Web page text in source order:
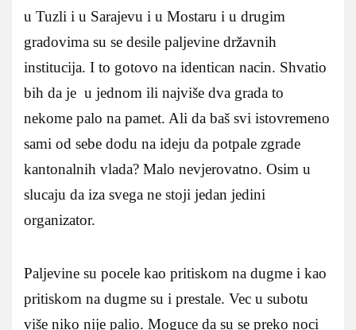
u Tuzli i u Sarajevu i u Mostaru i u drugim
gradovima su se desile paljevine državnih
institucija. I to gotovo na identican nacin. Shvatio
bih da je u jednom ili najviše dva grada to
nekome palo na pamet. Ali da baš svi istovremeno
sami od sebe dodu na ideju da potpale zgrade
kantonalnih vlada? Malo nevjerovatno. Osim u
slucaju da iza svega ne stoji jedan jedini
organizator.
Paljevine su pocele kao pritiskom na dugme i kao
pritiskom na dugme su i prestale. Vec u subotu
više niko nije palio. Moguce da su se preko noci